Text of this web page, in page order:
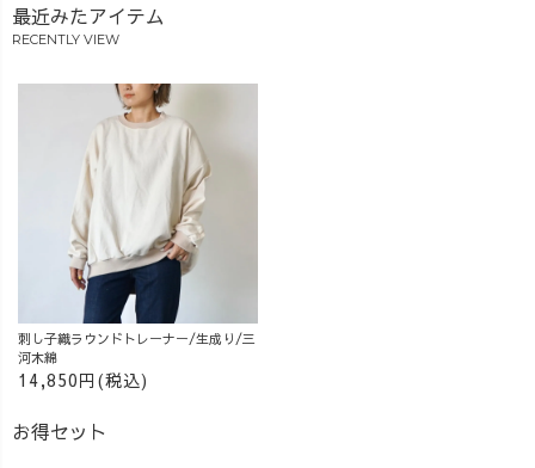
最近みたアイテム
RECENTLY VIEW
刺し子織ラウンドトレーナー/生成り/三
河木綿
14,850円(税込)
お得セット